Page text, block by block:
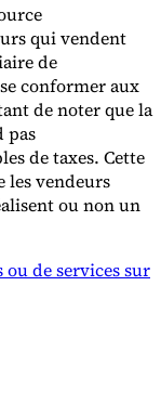
qui vendent
de
conformer aux
de noter que la
pas
de taxes. Cette
les vendeurs
ou non un
ou de services sur